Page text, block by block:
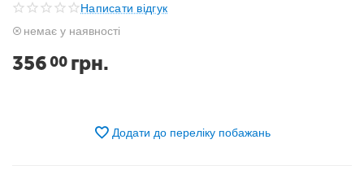
Написати відгук
немає у наявності
356 00 грн.
Додати до переліку побажань